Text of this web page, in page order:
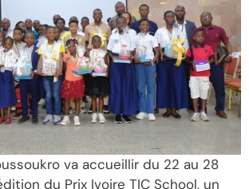
va accueillir du 22 au 28
du Prix Ivoire TIC School, un